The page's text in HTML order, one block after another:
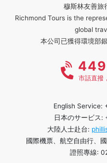
穆斯林友善旅
Richmond Tours is the
global
本公司已獲得環境部
市話直撥
English Service:
日本のサービス
大陸人士赴台:
國際機票、航空自由行、
證照專線: